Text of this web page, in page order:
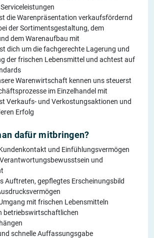
die Warenpräsentation verkaufsfördernd
der Sortimentsgestaltung, dem
dem Warenaufbau mit
dich um die fachgerechte Lagerung und
der frischen Lebensmittel und achtest auf
Warenwirtschaft kennen uns steuerst
im Einzelhandel mit
Verkaufs- und Verkostungsaktionen und
Erfolg
dafür mitbringen?
und Einfühlungsvermögen
und
Auftreten, gepflegtes Erscheinungsbild
mit frischen Lebensmitteln
betriebswirtschaftlichen
schnelle Auffassungsgabe